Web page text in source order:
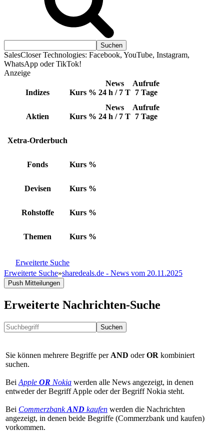
SalesCloser Technologies: Facebook, YouTube, Instagram,
WhatsApp oder TikTok!
Anzeige
Indizes Kurs %
News
24 h / 7 T
Aufrufe
7 Tage
Aktien Kurs %
News
24 h / 7 T
Aufrufe
7 Tage
Xetra-Orderbuch
Fonds Kurs %
Devisen Kurs %
Rohstoffe Kurs %
Themen Kurs %
Erweiterte Suche
Erweiterte Suche»sharedeals.de - News vom 20.11.2025
Push Mitteilungen
Erweiterte Nachrichten-Suche
Suchen
Sie können mehrere Begriffe per AND oderOR kombiniert
suchen.
Bei Apple OR Nokia werden alle News angezeigt, in denen
entweder der Begriff Apple oder der Begriff Nokia steht.
Bei CommerzbankAND kaufen werden die Nachrichten
angezeigt, in denen beide Begriffe (Commerzbank und kaufen)
vorkommen.